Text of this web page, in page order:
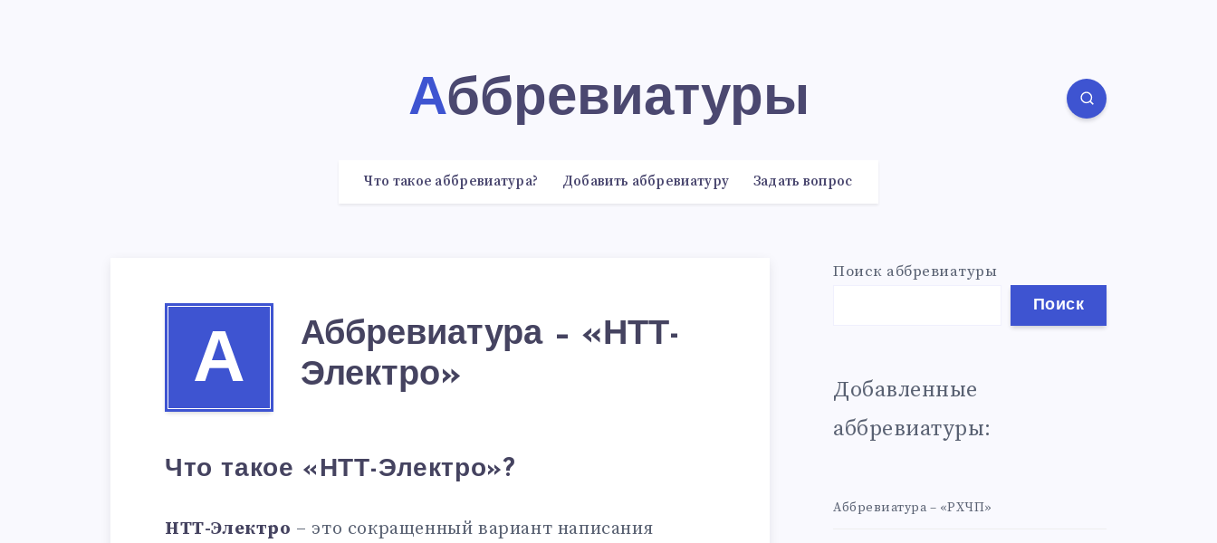
Аббревиатуры
Что такое аббревиатура? Добавить аббревиатуру Задать вопрос
А
Аббревиатура – «НТТ-
Электро»
Что такое «НТТ-Электро»?
НТТ-Электро – это сокращенный вариант написания
Поиск аббревиатуры
Поиск
Добавленные
аббревиатуры:
Аббревиатура – «РХЧП»